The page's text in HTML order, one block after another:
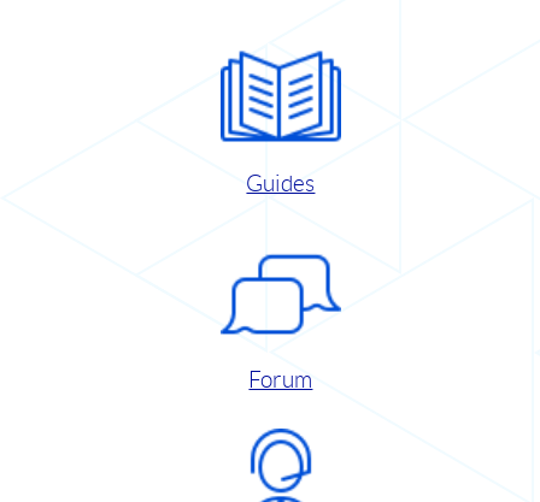
Guides
Forum